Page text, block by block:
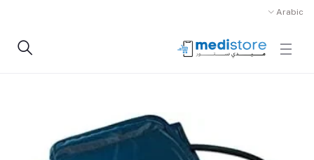
Arabic